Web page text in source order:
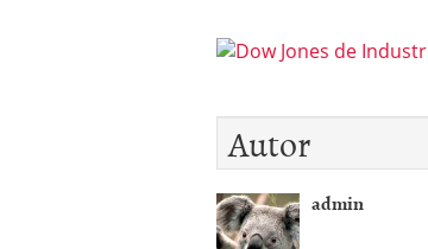
Autor
admin